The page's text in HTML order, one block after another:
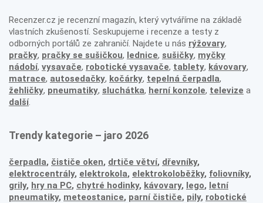
Recenzer.cz je recenzní magazín, který vytváříme na základě
vlastních zkušeností. Seskupujeme i recenze a testy z
odborných portálů ze zahraničí. Najdete u nás rýžovary,
pračky, pračky se sušičkou, lednice, sušičky, myčky
nádobí, vysavače, robotické vysavače, tablety, kávovary,
matrace, autosedačky, kočárky, tepelná čerpadla,
žehličky, pneumatiky, sluchátka, herní konzole, televize a
další.
Trendy kategorie – jaro 2026
čerpadla, čističe oken, drtiče větví, dřevníky,
elektrocentrály, elektrokola, elektrokoloběžky, foliovníky,
grily, hry na PC, chytré hodinky, kávovary, lego, letní
pneumatiky, meteostanice, parní čističe, pily, robotické